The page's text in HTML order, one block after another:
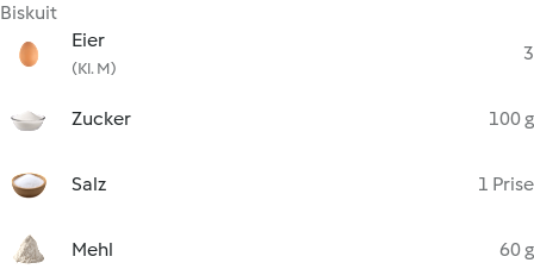
Biskuit
Eier
(Kl. M)
3
Zucker 100 g
Salz 1 Prise
Mehl 60 g